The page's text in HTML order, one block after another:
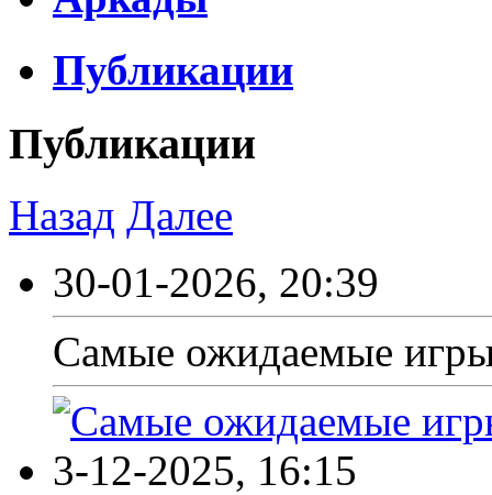
Публикации
Публикации
Назад Далее
30-01-2026, 20:39
Самые ожидаемые игры
3-12-2025, 16:15